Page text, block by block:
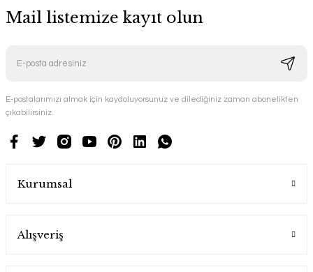
Mail listemize kayıt olun
E-postalarımızı almak için kaydoluyorsunuz ve dilediğiniz zaman abonelikten
çıkabilirsiniz.
Kurumsal
Alışveriş